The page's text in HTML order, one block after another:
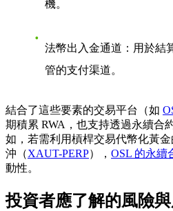
機。
法幣出入金通道：用於結
管的支付渠道。
結合了這些要素的交易平台（如
期積累 RWA，也支持透過永續合
如，若需利用槓桿交易代幣化黃
沖（XAUT-PERP）， OSL 的永續
動性。
投資者應了解的風險